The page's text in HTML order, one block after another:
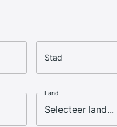
Stad
Land